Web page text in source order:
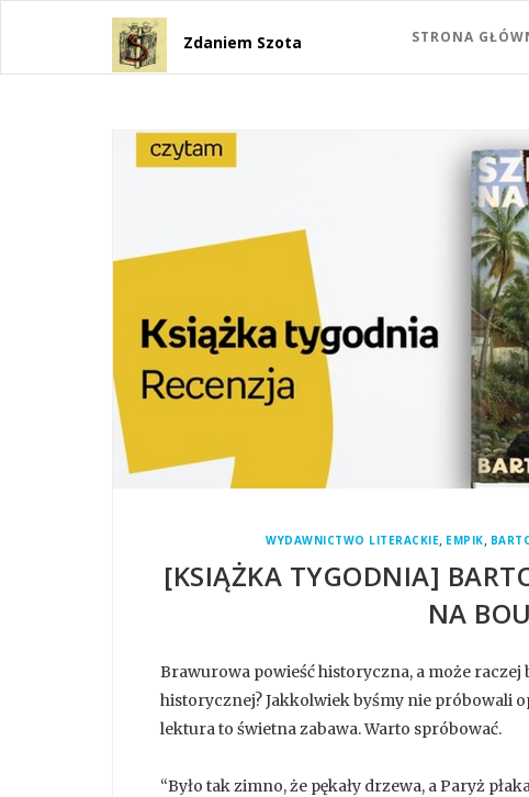
Zdaniem Szota STRONA
WYDAWNICTWO LITERACKIE, EMPIK,
[KSIĄŻKA TYGODNIA]
NA
Brawurowa powieść historyczna, a może
historycznej? Jakkolwiek byśmy nie próbowali
lektura to świetna zabawa. Warto spróbować.
“Było tak zimno, że pękały drzewa, a Paryż